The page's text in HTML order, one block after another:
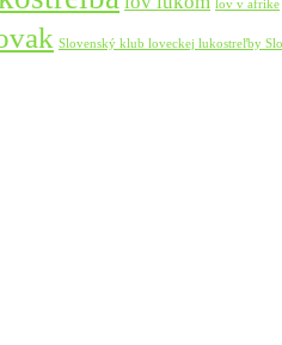
lov v afrike
Slovenský klub loveckej lukostreľby